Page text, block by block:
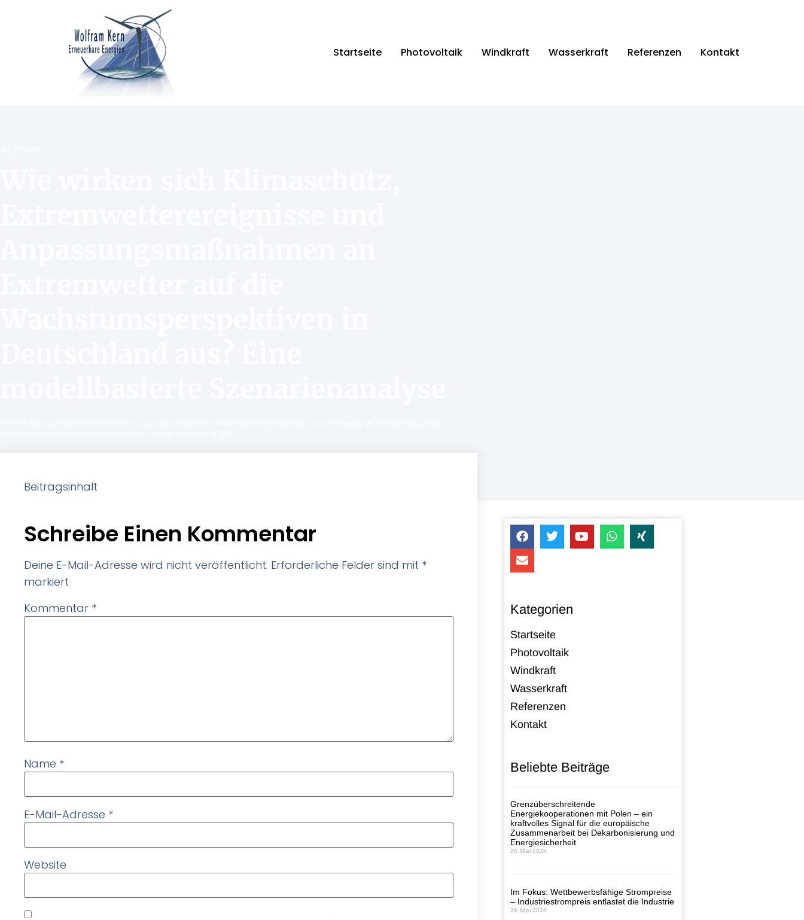
Startseite Photovoltaik Windkraft Wasserkraft Referenzen Kontakt
Beitragsinhalt
Schreibe Einen Kommentar
Deine E-Mail-Adresse wird nicht veröffentlicht. Erforderliche Felder sind mit *
markiert
Kommentar *
Name *
E-Mail-Adresse *
Website
Kategorien
Startseite
Photovoltaik
Windkraft
Wasserkraft
Referenzen
Kontakt
Beliebte Beiträge
Grenzüberschreitende
Energiekooperationen mit Polen – ein
kraftvolles Signal für die europäische
Zusammenarbeit bei Dekarbonisierung und
Energiesicherheit
26. Mai 2026
Im Fokus: Wettbewerbsfähige Strompreise
– Industriestrompreis entlastet die Industrie
26. Mai 2026